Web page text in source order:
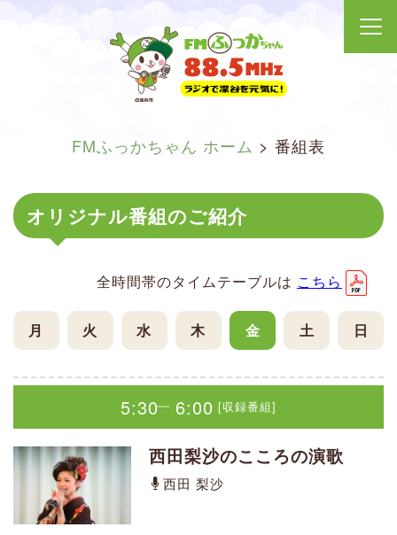
FMふっかちゃん ホーム > 番組表
オリジナル番組のご紹介
全時間帯のタイムテーブルは こちら
月 火 水 木 金 土 日
5:30｜ 6:00 [収録番組]
西田梨沙のこころの演歌
西田 梨沙
5:30｜ 6:00 [収録番組]
西田梨沙のこころの演歌
西田 梨沙
5:30｜ 6:00 [収録番組]
西田梨沙のこころの演歌
西田 梨沙
5:30｜ 6:00 [収録番組]
西田梨沙のこころの演歌
西田 梨沙
5:30｜ 6:00 [収録番組]
西田梨沙のこころの演歌
西田 梨沙